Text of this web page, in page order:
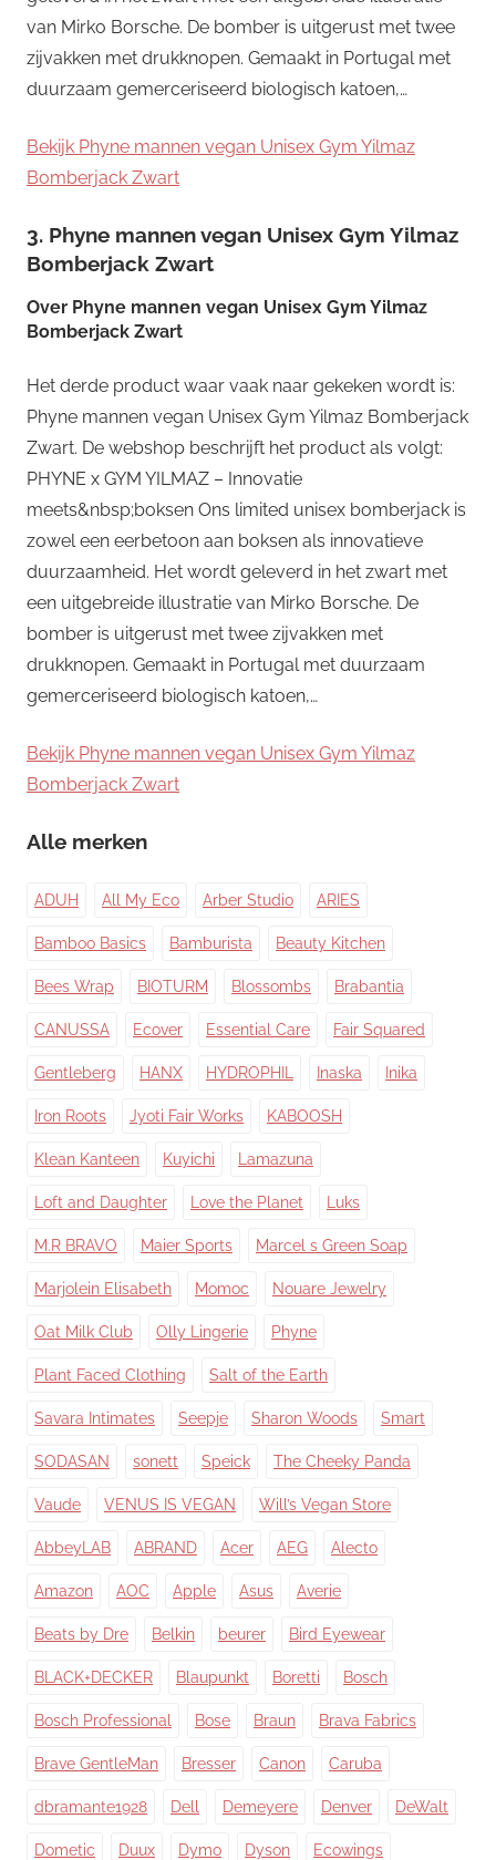
van Mirko Borsche. De bomber is uitgerust met twee
zijvakken met drukknopen. Gemaakt in Portugal met
duurzaam gemerceriseerd biologisch katoen,…
Bekijk Phyne mannen vegan Unisex Gym Yilmaz
Bomberjack Zwart
3. Phyne mannen vegan Unisex Gym Yilmaz
Bomberjack Zwart
Over Phyne mannen vegan Unisex Gym Yilmaz
Bomberjack Zwart
Het derde product waar vaak naar gekeken wordt is:
Phyne mannen vegan Unisex Gym Yilmaz Bomberjack
Zwart. De webshop beschrijft het product als volgt:
PHYNE x GYM YILMAZ – Innovatie
meets&nbsp;boksen Ons limited unisex bomberjack is
zowel een eerbetoon aan boksen als innovatieve
duurzaamheid. Het wordt geleverd in het zwart met
een uitgebreide illustratie van Mirko Borsche. De
bomber is uitgerust met twee zijvakken met
drukknopen. Gemaakt in Portugal met duurzaam
gemerceriseerd biologisch katoen,…
Bekijk Phyne mannen vegan Unisex Gym Yilmaz
Bomberjack Zwart
Alle merken
ADUH All My Eco Arber Studio ARIES
Bamboo Basics Bamburista Beauty Kitchen
Bees Wrap BIOTURM Blossombs Brabantia
CANUSSA Ecover Essential Care Fair Squared
Gentleberg HANX HYDROPHIL Inaska Inika
Iron Roots Jyoti Fair Works KABOOSH
Klean Kanteen Kuyichi Lamazuna
Loft and Daughter Love the Planet Luks
M.R BRAVO Maier Sports Marcel s Green Soap
Marjolein Elisabeth Momoc Nouare Jewelry
Oat Milk Club Olly Lingerie Phyne
Plant Faced Clothing Salt of the Earth
Savara Intimates Seepje Sharon Woods Smart
SODASAN sonett Speick The Cheeky Panda
Vaude VENUS IS VEGAN Will’s Vegan Store
AbbeyLAB ABRAND Acer AEG Alecto
Amazon AOC Apple Asus Averie
Beats by Dre Belkin beurer Bird Eyewear
BLACK+DECKER Blaupunkt Boretti Bosch
Bosch Professional Bose Braun Brava Fabrics
Brave GentleMan Bresser Canon Caruba
dbramante1928 Dell Demeyere Denver DeWalt
Dometic Duux Dymo Dyson Ecowings